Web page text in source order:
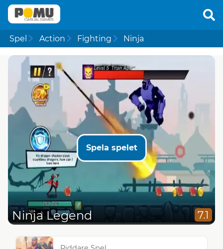
Spel Action Fighting Ninja
Spela spelet
Ninja Legend 7.1